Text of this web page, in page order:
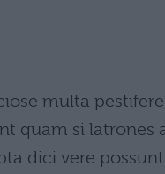
multa
quam si latrones
dici vere